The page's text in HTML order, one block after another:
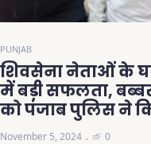
PUNJAB
शिवसेना नेताओं के
में बड़ी सफलता,
को पंजाब पुलिस ने
November 5, 2024 0